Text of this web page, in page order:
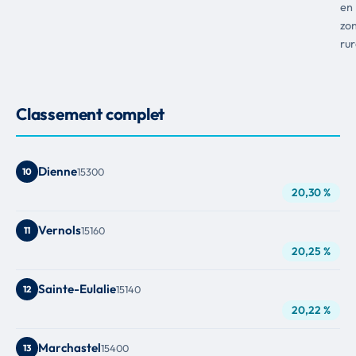
en
Classement complet
10 Dienne15300
20,30 %
11 Vernols15160
20,25 %
12 Sainte-Eulalie15140
20,22 %
13 Marchastel15400